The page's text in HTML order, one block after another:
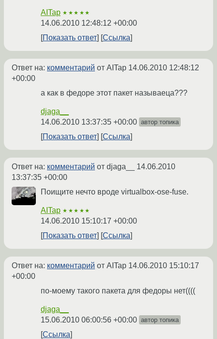
AITap ★★★★★
14.06.2010 12:48:12 +00:00
Показать ответ
Ссылка
Ответ на: комментарий от AITap 14.06.2010 12:48:12
+00:00
а как в федоре этот пакет называеца???
djaga__
14.06.2010 13:37:35 +00:00 автор топика
Показать ответ Ссылка
Ответ на: комментарий от djaga__ 14.06.2010
13:37:35 +00:00
Поищите нечто вроде virtualbox-ose-fuse.
AITap ★★★★★
14.06.2010 15:10:17 +00:00
Показать ответ
Ссылка
Ответ на: комментарий от AITap 14.06.2010 15:10:17
+00:00
по-моему такого пакета для федоры нет((((
djaga__
15.06.2010 06:00:56 +00:00 автор топика
Ссылка